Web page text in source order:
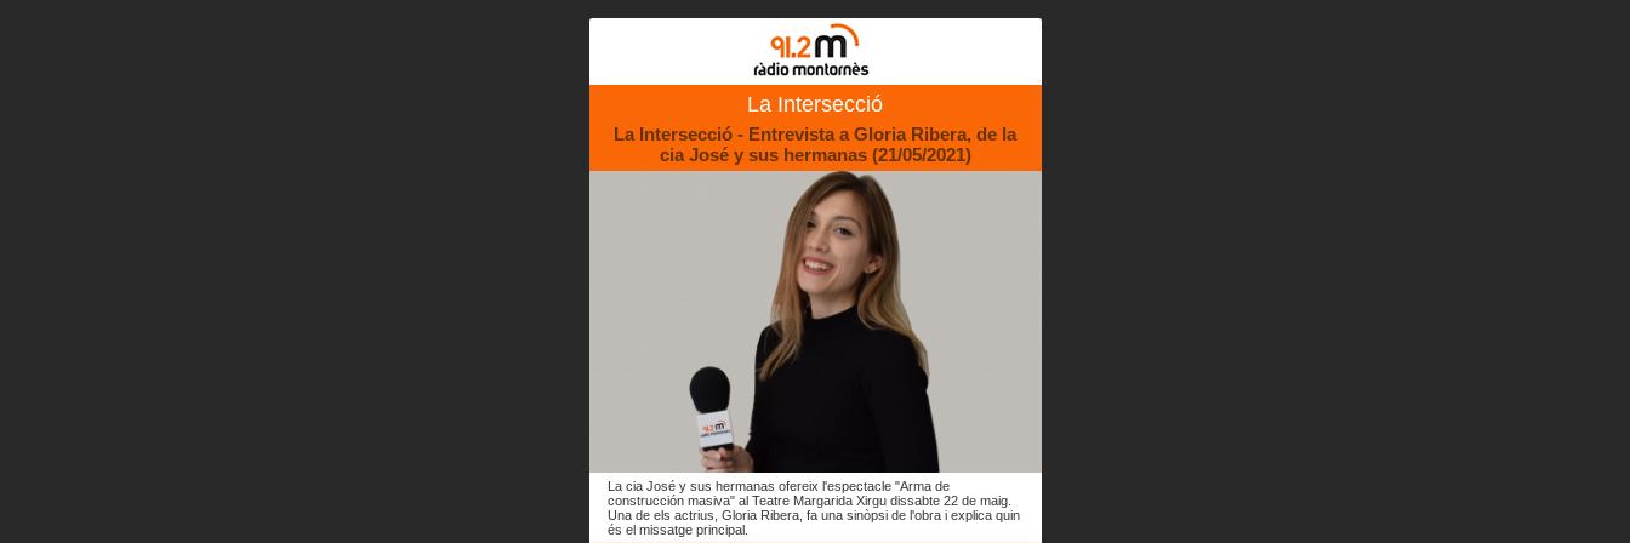
La Intersecció
La Intersecció - Entrevista a Gloria Ribera, de la
cia José y sus hermanas (21/05/2021)
La cia José y sus hermanas ofereix l'espectacle "Arma de
construcción masiva" al Teatre Margarida Xirgu dissabte 22 de maig.
Una de els actrius, Gloria Ribera, fa una sinòpsi de l'obra i explica quin
és el missatge principal.